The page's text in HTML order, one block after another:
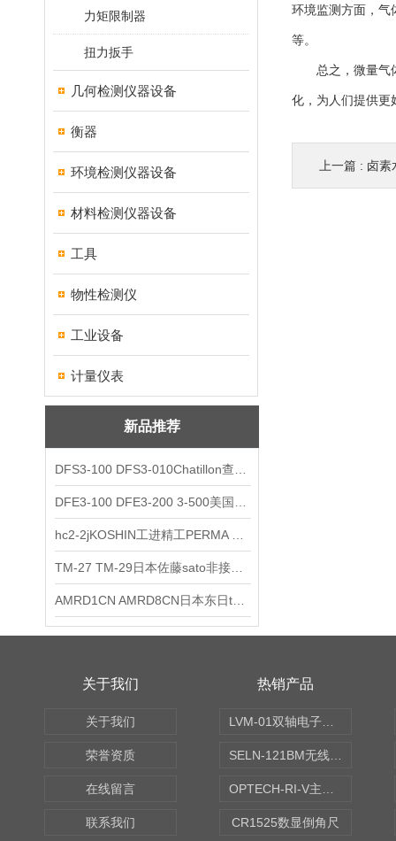
力矩限制器
扭力扳手
几何检测仪器设备
衡器
环境检测仪器设备
材料检测仪器设备
工具
物性检测仪
工业设备
计量仪表
新品推荐
环境监测方面，气
等。
总之，微量气体
化，为人们提供更
上一篇 : 卤素
关于我们
关于我们
荣誉资质
在线留言
联系我们
热销产品
CR1525数显倒角尺